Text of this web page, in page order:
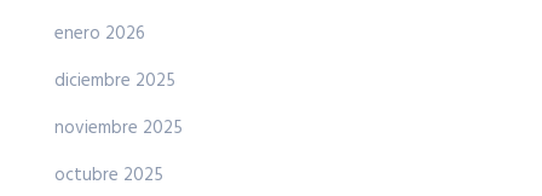
enero 2026
diciembre 2025
noviembre 2025
octubre 2025